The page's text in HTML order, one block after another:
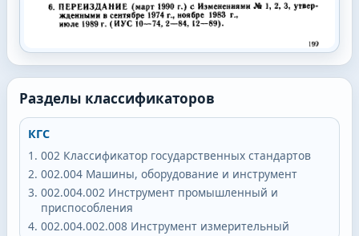
Разделы классификаторов
КГС
002 Классификатор государственных стандартов
002.004 Машины, оборудование и инструмент
002.004.002 Инструмент промышленный и
приспособления
002.004.002.008 Инструмент измерительный